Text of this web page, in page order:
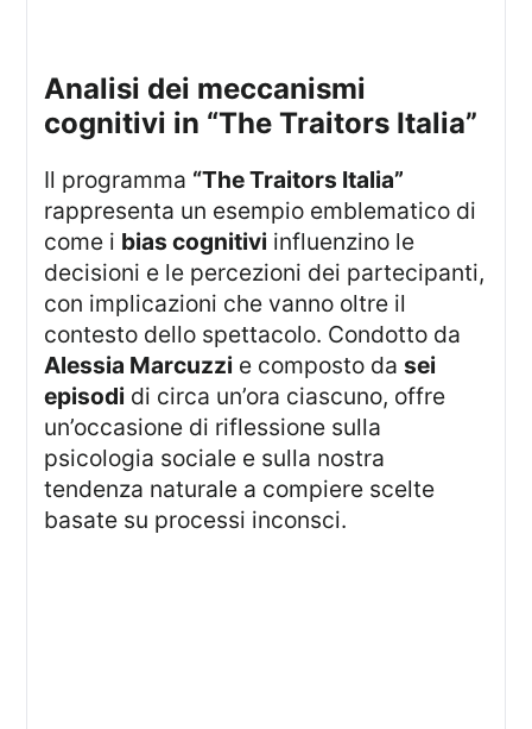
analisi dei meccanismi
cognitivi in “The Traitors Italia”
Il programma “The Traitors Italia”
rappresenta un esempio emblematico di
come i bias cognitivi influenzino le
decisioni e le percezioni dei partecipanti,
con implicazioni che vanno oltre il
contesto dello spettacolo. Condotto da
Alessia Marcuzzi e composto dasei
episodi di circa un’ora ciascuno, offre
un’occasione di riflessione sulla
psicologia sociale e sulla nostra
tendenza naturale a compiere scelte
basate su processi inconsci.